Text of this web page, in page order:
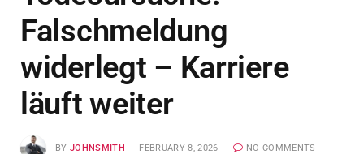
Falschmeldung
widerlegt – Karriere
läuft weiter
BY JOHNSMITH FEBRUARY 8, 2026 NO COMMENTS